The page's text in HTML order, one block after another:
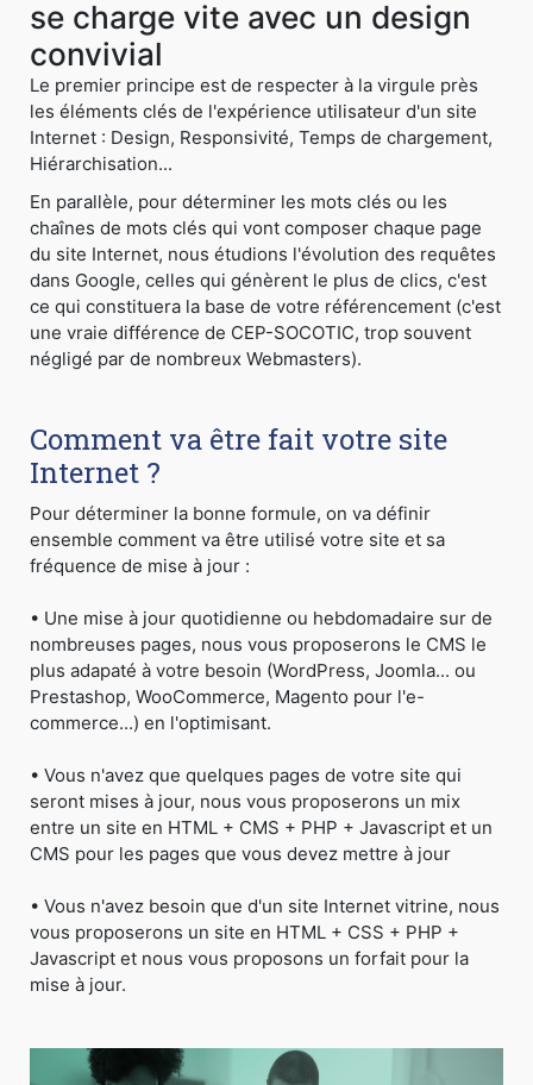
se charge vite avec un design
convivial
Le premier principe est de respecter à la virgule près
les éléments clés de l'expérience utilisateur d'un site
Internet : Design, Responsivité, Temps de chargement,
Hiérarchisation...
En parallèle, pour déterminer les mots clés ou les
chaînes de mots clés qui vont composer chaque page
du site Internet, nous étudions l'évolution des requêtes
dans Google, celles qui génèrent le plus de clics, c'est
ce qui constituera la base de votre référencement (c'est
une vraie différence de CEP-SOCOTIC, trop souvent
négligé par de nombreux Webmasters).
Comment va être fait votre site
Internet ?
Pour déterminer la bonne formule, on va définir
ensemble comment va être utilisé votre site et sa
fréquence de mise à jour :
• Une mise à jour quotidienne ou hebdomadaire sur de
nombreuses pages, nous vous proposerons le CMS le
plus adapaté à votre besoin (WordPress, Joomla... ou
Prestashop, WooCommerce, Magento pour l'e-
commerce...) en l'optimisant.
• Vous n'avez que quelques pages de votre site qui
seront mises à jour, nous vous proposerons un mix
entre un site en HTML + CMS + PHP + Javascript et un
CMS pour les pages que vous devez mettre à jour
• Vous n'avez besoin que d'un site Internet vitrine, nous
vous proposerons un site en HTML + CSS + PHP +
Javascript et nous vous proposons un forfait pour la
mise à jour.